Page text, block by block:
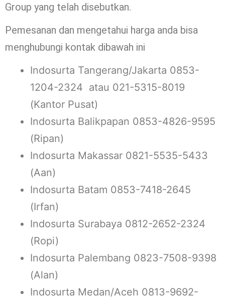
Group yang telah disebutkan.
Pemesanan dan mengetahui harga anda bisa
menghubungi kontak dibawah ini
Indosurta Tangerang/Jakarta 0853-
1204-2324 atau 021-5315-8019
(Kantor Pusat)
Indosurta Balikpapan 0853-4826-9595
(Ripan)
Indosurta Makassar 0821-5535-5433
(Aan)
Indosurta Batam 0853-7418-2645
(Irfan)
Indosurta Surabaya 0812-2652-2324
(Ropi)
Indosurta Palembang 0823-7508-9398
(Alan)
Indosurta Medan/Aceh 0813-9692-